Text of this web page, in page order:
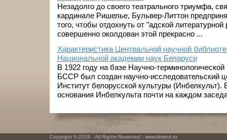
Незадолго до своего театрального триумфа,
кардинале Ришелье, Бульвер-Литтон
того, чтобы отдохнуть от "адской
совершенно околдован этой прекрасно ...
Характеристика Центральной научной
Национальной академии наук Беларуси
В 1922 году на базе Научно-
БССР был создан научно-исследовательский
Институт белорусской культуры
основания Инбелкульта почти на каждом
Copyright © 2026 - All Rights Reserved - www.litmind.ru